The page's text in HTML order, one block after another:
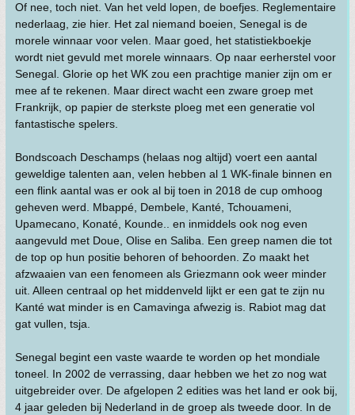
Of nee, toch niet. Van het veld lopen, de boefjes. Reglementaire
nederlaag, zie hier. Het zal niemand boeien, Senegal is de
morele winnaar voor velen. Maar goed, het statistiekboekje
wordt niet gevuld met morele winnaars. Op naar eerherstel voor
Senegal. Glorie op het WK zou een prachtige manier zijn om er
mee af te rekenen. Maar direct wacht een zware groep met
Frankrijk, op papier de sterkste ploeg met een generatie vol
fantastische spelers.
Bondscoach Deschamps (helaas nog altijd) voert een aantal
geweldige talenten aan, velen hebben al 1 WK-finale binnen en
een flink aantal was er ook al bij toen in 2018 de cup omhoog
geheven werd. Mbappé, Dembele, Kanté, Tchouameni,
Upamecano, Konaté, Kounde.. en inmiddels ook nog even
aangevuld met Doue, Olise en Saliba. Een greep namen die tot
de top op hun positie behoren of behoorden. Zo maakt het
afzwaaien van een fenomeen als Griezmann ook weer minder
uit. Alleen centraal op het middenveld lijkt er een gat te zijn nu
Kanté wat minder is en Camavinga afwezig is. Rabiot mag dat
gat vullen, tsja.
Senegal begint een vaste waarde te worden op het mondiale
toneel. In 2002 de verrassing, daar hebben we het zo nog wat
uitgebreider over. De afgelopen 2 edities was het land er ook bij,
4 jaar geleden bij Nederland in de groep als tweede door. In de